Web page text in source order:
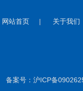
网站首页 | 关于我们
备案号：沪ICP备